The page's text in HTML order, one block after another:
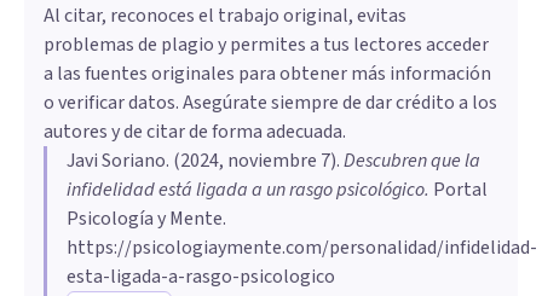
Al citar, reconoces el trabajo original, evitas
problemas de plagio y permites a tus lectores acceder
a las fuentes originales para obtener más información
o verificar datos. Asegúrate siempre de dar crédito a los
autores y de citar de forma adecuada.
Javi Soriano. (2024, noviembre 7).Descubren que la
infidelidad está ligada a un rasgo psicológico. Portal
Psicología y Mente.
https://psicologiaymente.com/personalidad/infidelidad-
esta-ligada-a-rasgo-psicologico